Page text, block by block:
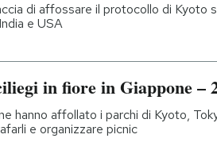
di affossare il protocollo di Kyoto
e USA
in fiore in Giappone –
hanno affollato i parchi di Kyoto,
e organizzare picnic